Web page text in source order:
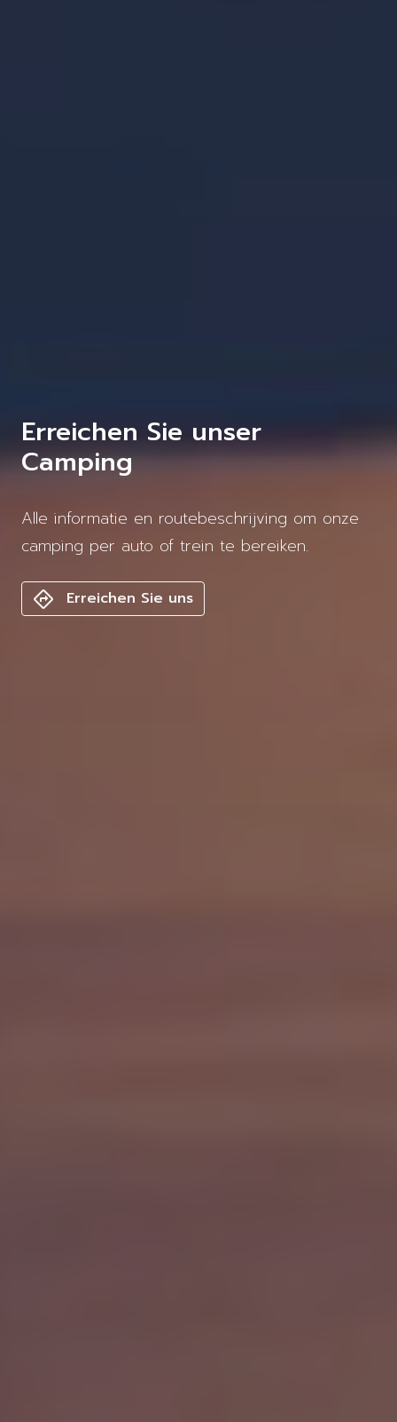
Erreichen Sie unser
Camping
Alle informatie en routebeschrijving om onze
camping per auto of trein te bereiken.
directions Erreichen Sie uns